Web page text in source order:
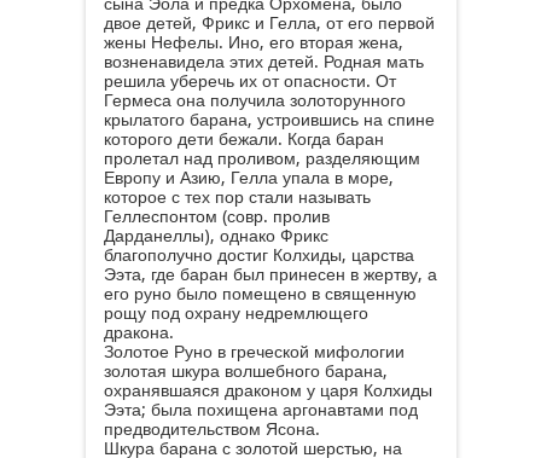
двое детей, Фрикс и Гелла, от его первой
жены Нефелы. Ино, его вторая жена,
возненавидела этих детей. Родная мать
решила уберечь их от опасности. От
Гермеса она получила золоторунного
крылатого барана, устроившись на спине
которого дети бежали. Когда баран
пролетал над проливом, разделяющим
Европу и Азию, Гелла упала в море,
которое с тех пор стали называть
Геллеспонтом (совр. пролив
Дарданеллы), однако Фрикс
благополучно достиг Колхиды, царства
Ээта, где баран был принесен в жертву, а
его руно было помещено в священную
рощу под охрану недремлющего
дракона.
Золотое Руно в греческой мифологии
золотая шкура волшебного барана,
охранявшаяся драконом у царя Колхиды
Ээта; была похищена аргонавтами под
предводительством Ясона.
Шкура барана с золотой шерстью, на